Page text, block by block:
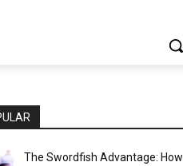
The Swordfish Advantage: How